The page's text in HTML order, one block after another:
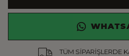
TÜM SİPARİŞLERDE